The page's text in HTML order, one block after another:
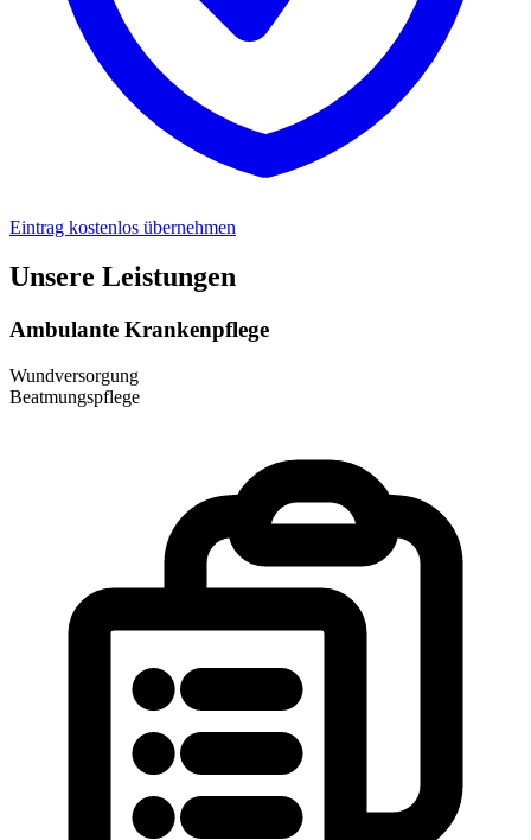
Eintrag kostenlos übernehmen
Unsere Leistungen
Ambulante Krankenpflege
Wundversorgung
Beatmungspflege